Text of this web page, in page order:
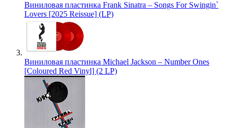
Виниловая пластинка Frank Sinatra – Songs For Swingin`
Lovers [2025 Reissue] (LP)
Виниловая пластинка Michael Jackson – Number Ones
[Coloured Red Vinyl] (2 LP)